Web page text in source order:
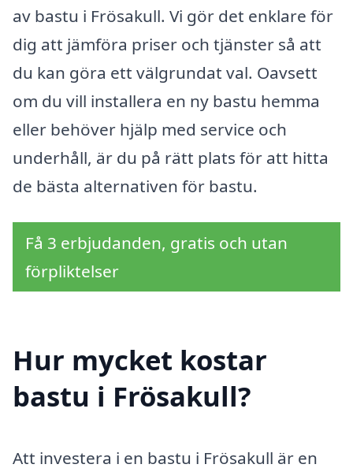
av bastu i Frösakull. Vi gör det enklare för
dig att jämföra priser och tjänster så att
du kan göra ett välgrundat val. Oavsett
om du vill installera en ny bastu hemma
eller behöver hjälp med service och
underhåll, är du på rätt plats för att hitta
de bästa alternativen för bastu.
Få 3 erbjudanden, gratis och utan
förpliktelser
Hur mycket kostar
bastu i Frösakull?
Att investera i en bastu i Frösakull är en